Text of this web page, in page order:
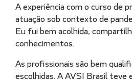
A experiência com o curso de
atuação sob contexto de
Eu fui bem acolhida,
conhecimentos.
As profissionais são bem
escolhidas. A AVSI Brasil teve